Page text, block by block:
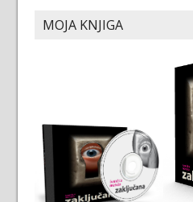
MOJA KNJIGA